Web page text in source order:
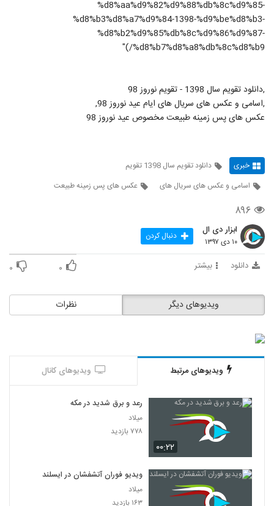
%d8%aa%d9%82%d9%88%db%8c%d9%85-
%d8%b3%d8%a7%d9%84-1398-%d9%be%d8%b3-
%d8%b2%d9%85%db%8c%d9%86%d9%87-
%d8%b7%d8%a8%db%8c%d8%b9/)"
,دانلود تقویم سال 1398 - تقویم نوروز 98
,اسامی و عکس های سریال های ایام عید نوروز 98,
عکس های پس زمینه طبیعت مخصوص عید نوروز 98
خبری
دانلود تقویم سال 1398 تقویم
اسامی و عکس های سریال های
عکس های پس زمینه طبیعت
۸۹۶
ابزار دی ال
۱۰ دی ۱۳۹۷ دنبال کردن
دانلود بیشتر ۰ ۰
نظرات ویدیوهای دیگر
ویدیوهای مرتبط ویدیوهای کانال
۰۰:۲۲
رعد و برق شدید در مکه
میلاد
۷۷۸ بازدید
ویدیو فوران آتشفشان در ایسلند
میلاد
۱۶۳ بازدید